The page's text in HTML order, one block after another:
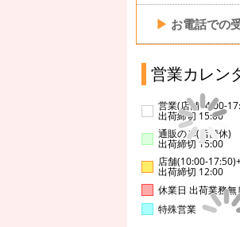
▶ お電話での
営業カレン
営業(店舗14:00-
出荷締切 15:00
通販のみ(店舗休)
出荷締切 15:00
店舗(10:00-
出荷締切 12:00
休業日 出荷業務無
特殊営業